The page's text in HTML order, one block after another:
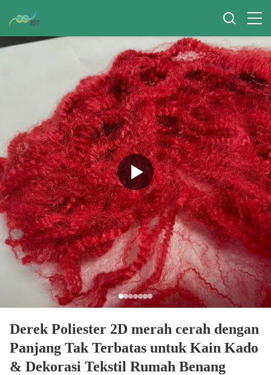
Derek Poliester 2D merah cerah dengan
Panjang Tak Terbatas untuk Kain Kado
& Dekorasi Tekstil Rumah Benang